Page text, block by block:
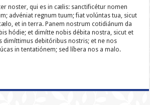
noster, qui es in cælis: sanc­ti­ficétur nomen
advéniat regnum tuum; fiat volúntas tua, sicut
et in terra. Panem nostrum cotidiánum da
hódie; et dimítte nobis débita nostra, sicut et
dimíttimus debitóribus nostris; et ne nos
in ten­ta­tiónem; sed líbera nos a malo.